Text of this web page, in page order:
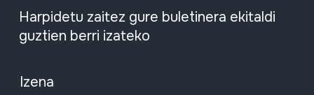
Harpidetu zaitez gure buletinera ekitaldi
guztien berri izateko
Izena